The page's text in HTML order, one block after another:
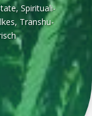
, Spi­ri­tua­li­
, Trans­hu­